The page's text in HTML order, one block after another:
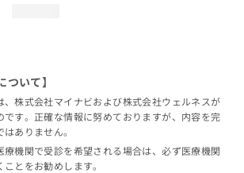
ついて】
、株式会社マイナビおよび株式会社ウェルネスが
です。正確な情報に努めておりますが、内容を完
ありません。
療機関で受診を希望される場合は、必ず医療機関
とをお勧めします。